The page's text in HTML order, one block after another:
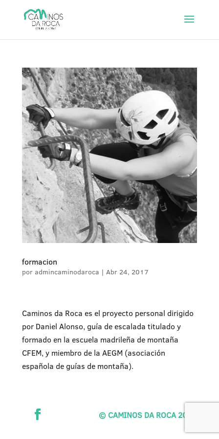
formacion
por admincaminodaroca | Abr 24, 2017
Caminos da Roca es el proyecto personal dirigido
por Daniel Alonso, guía de escalada titulado y
formado en la escuela madrileña de montaña
CFEM, y miembro de la AEGM (asociación
española de guías de montaña).
© CAMINOS DA ROCA 2017